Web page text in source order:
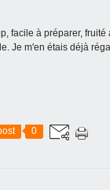
facile à préparer,
Je m'en étais déjà
0